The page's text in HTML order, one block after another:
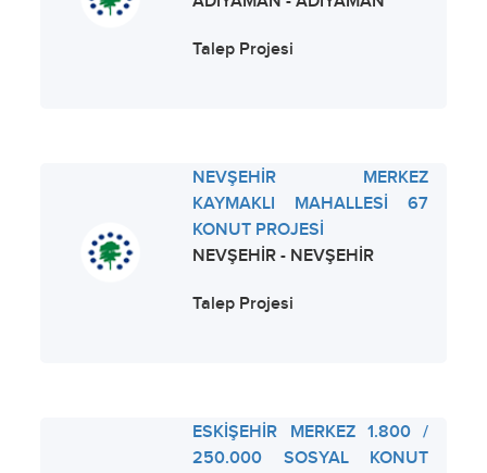
Talep Projesi
NEVŞEHİR MERKEZ
KAYMAKLI MAHALLESİ 67
KONUT PROJESİ
NEVŞEHİR - NEVŞEHİR
Talep Projesi
ESKİŞEHİR MERKEZ 1.800 /
250.000 SOSYAL KONUT